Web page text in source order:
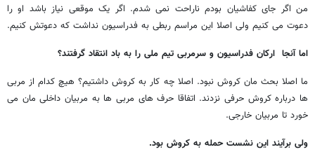
من اگر جای کفاشیان بودم ناراحت نمی شدم. اگر یک موقعی نیاز باشد او را
دعوت می کنیم ولی اصلا این مراسم ربطی به فدراسیون نداشت که دعوتش کنیم.
اما آنجا ارکان فدراسیون و سرمربی تیم ملی را به باد انتقاد گرفتند؟
ما اصلا بحث مان کروش نبود. اصلا چه کار به کروش داشتیم؟ هیچ کدام از مربی
ها درباره کروش حرفی نزدند. اتفاقا حرف های مربی ها به مربیان داخلی مان می
خورد تا مربیان خارجی.
ولی برآیند این نشست حمله به کروش بود.